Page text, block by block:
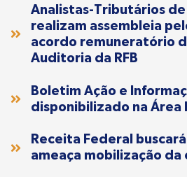
Analistas-Tributários de
realizam assembleia
acordo remuneratório
Auditoria da RFB
Boletim Ação e
disponibilizado na
Receita Federal
ameaça mobilização